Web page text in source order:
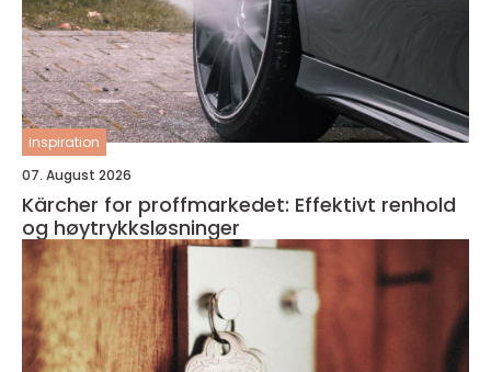
inspiration
07. August 2026
Kärcher for proffmarkedet: Effektivt renhold
og høytrykksløsninger